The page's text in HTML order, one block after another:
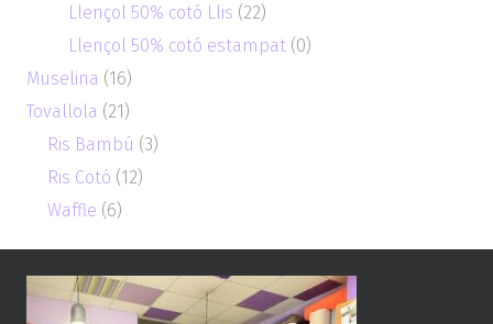
Llençol 50% cotó Llis (22)
Llençol 50% cotó estampat (0)
Muselina (16)
Tovallola (21)
Ris Bambú (3)
Ris Cotó (12)
Waffle (6)